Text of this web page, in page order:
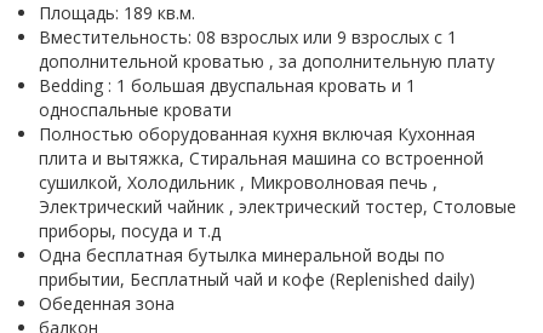
Площадь: 189 кв.м.
Вместительность: 08 взрослых или 9 взрослых с 1
дополнительной кроватью , за дополнительную плату
Bedding : 1 большая двуспальная кровать и 1
односпальные кровати
Полностью оборудованная кухня включая Кухонная
плита и вытяжка, Стиральная машина со встроенной
сушилкой, Холодильник , Микроволновая печь ,
Электрический чайник , электрический тостер, Столовые
приборы, посуда и т.д
Одна бесплатная бутылка минеральной воды по
прибытии, Бесплатный чай и кофе (Replenished daily)
Обеденная зона
балкон